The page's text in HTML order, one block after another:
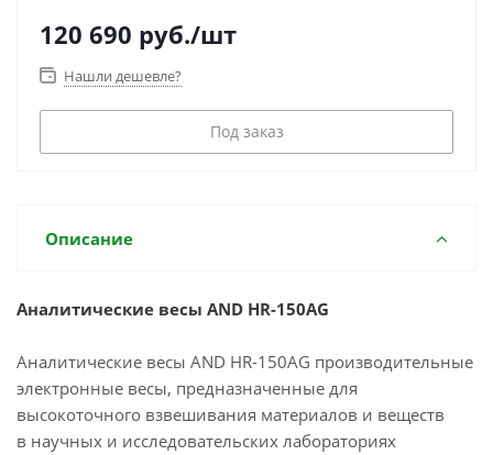
120 690 руб./шт
Нашли дешевле?
Под заказ
Описание
Аналитические весы AND HR-150AG
Аналитические весы AND HR-150AG производительные
электронные весы, предназначенные для
высокоточного взвешивания материалов и веществ
в научных и исследовательских лабораториях